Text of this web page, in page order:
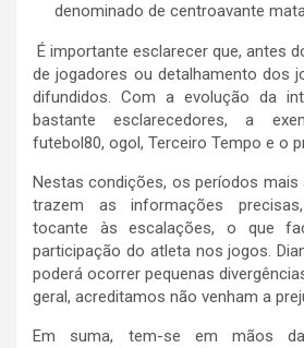
denominado de centroavante
É importante esclarecer que, antes
de jogadores ou detalhamento dos
difundidos. Com a evolução da
bastante esclarecedores, a
futebol80, ogol, Terceiro Tempo e o
Nestas condições, os períodos mais
trazem as informações
tocante às escalações, o que
participação do atleta nos jogos.
poderá ocorrer pequenas
geral, acreditamos não venham a
Em suma, tem-se em mãos